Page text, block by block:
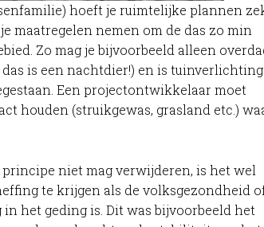
hoeft je ruimtelijke plannen
maatregelen nemen om de das zo min
Zo mag je bijvoorbeeld alleen
is een nachtdier!) en is
Een projectontwikkelaar moet
houden (struikgewas, grasland etc.)
niet mag verwijderen, is het wel
te krijgen als de volksgezondheid
het geding is. Dit was bijvoorbeeld het